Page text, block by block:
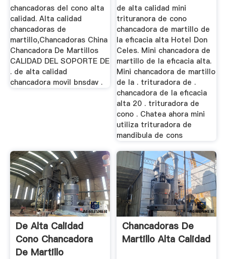
chancadoras del cono alta
calidad. Alta calidad
chancadoras de
martillo,Chancadoras China
Chancadora De Martillos
CALIDAD DEL SOPORTE DE
. de alta calidad
chancadora movil bnsdav .
de alta calidad mini
trituranora de cono
chancadora de martillo de
la eficacia alta Hotel Don
Celes. Mini chancadora de
martillo de la eficacia alta.
Mini chancadora de martillo
de la . trituradora de .
chancadora de la eficacia
alta 20 . trituradora de
cono . Chatea ahora mini
utiliza trituradora de
mandibula de cons
De Alta Calidad
Cono Chancadora
De Martillo
Chancadoras De
Martillo Alta Calidad